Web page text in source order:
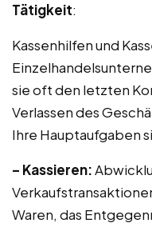
Tätigkeit:
Kassenhilfen und
sie oft den letzten
Verlassen des
Ihre Hauptaufgaben
– Kassieren:
Waren, das